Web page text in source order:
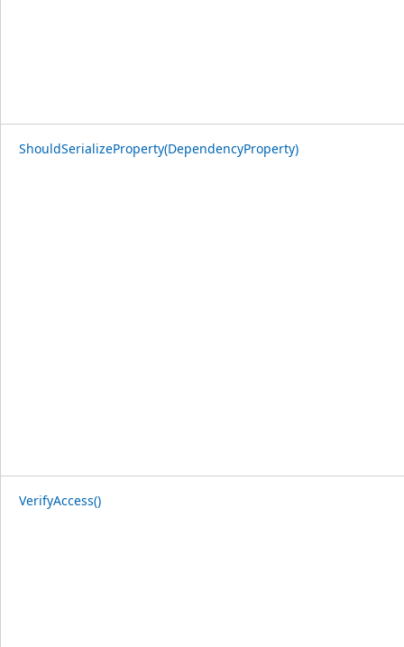
ShouldSerializeProperty(DependencyProperty)
VerifyAccess()